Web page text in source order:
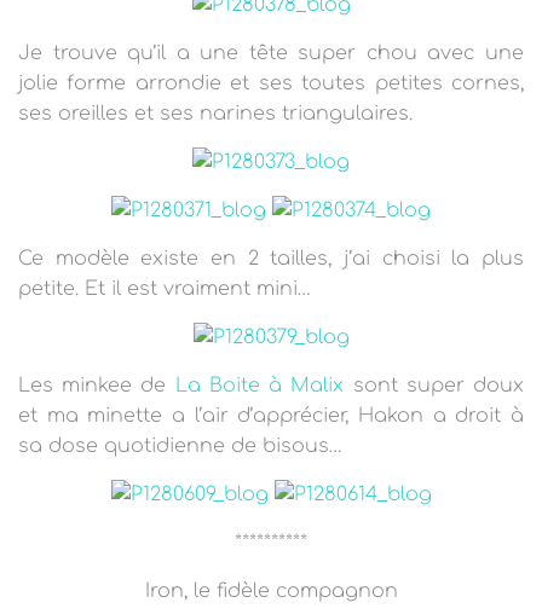
Je trouve qu’il a une tête super chou avec une
jolie forme arrondie et ses toutes petites cornes,
ses oreilles et ses narines triangulaires.
Ce modèle existe en 2 tailles, j’ai choisi la plus
petite. Et il est vraiment mini…
Les minkee de La Boite à Malix sont super doux
et ma minette a l’air d’apprécier, Hakon a droit à
sa dose quotidienne de bisous…
**********
Iron, le fidèle compagnon